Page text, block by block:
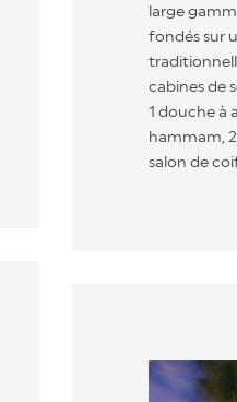
large
fondés sur
cabines de
1 douche à
hammam,
salon de